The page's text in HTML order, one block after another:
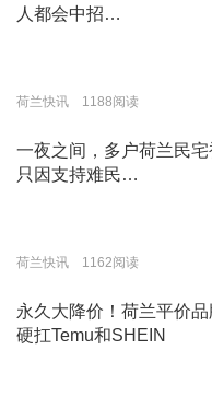
人都会中招…
荷兰快讯 1188阅读
一夜之间，多户荷兰民宅
只因支持难民…
荷兰快讯 1162阅读
永久大降价！荷兰平价
硬扛Temu和SHEIN